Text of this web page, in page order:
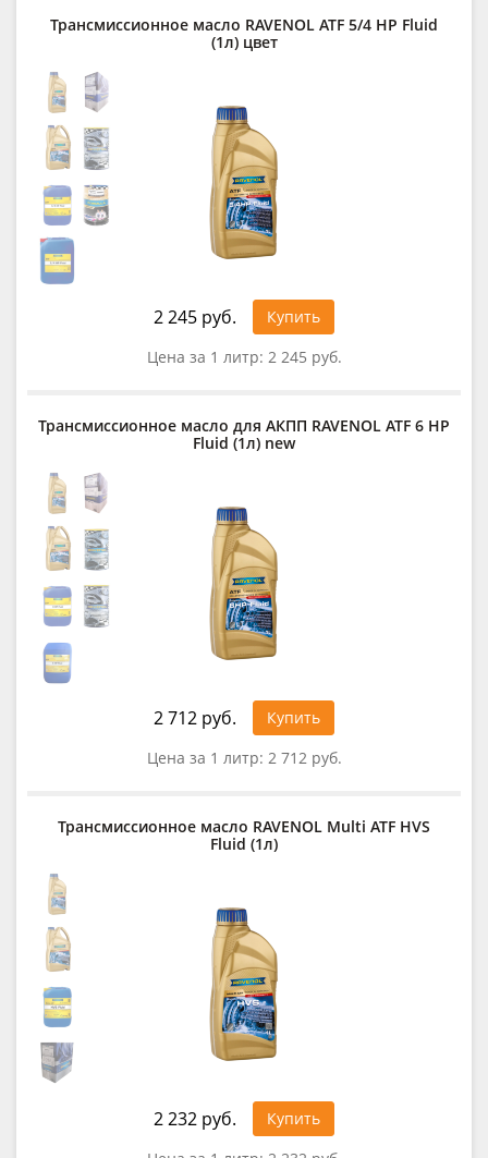
Трансмиссионное масло RAVENOL ATF 5/4 HP Fluid
(1л) цвет
2 245 руб.
Купить
Цена за 1 литр: 2 245 руб.
Трансмиссионное масло для АКПП RAVENOL ATF 6 HP
Fluid (1л) new
2 712 руб.
Купить
Цена за 1 литр: 2 712 руб.
Трансмиссионное масло RAVENOL Multi ATF HVS
Fluid (1л)
2 232 руб.
Купить